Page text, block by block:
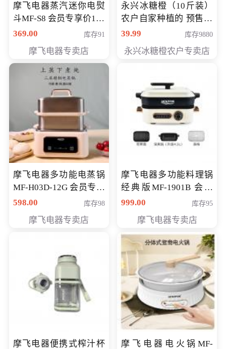
摩飞电器蒸汽迷你电熨
斗MF-S8 会员专享价168
元
369.00 库存91
摩飞电器专卖店
永兴冰糖橙（10斤装）
农户自家种植的 预售10
万斤 会员包邮专享价
39.99 库存9880
永兴冰糖橙农户专卖店
摩飞电器多功能电蒸锅
MF-H03D-12G 会员专享
价398元
598.00 库存98
摩飞电器专卖店
摩飞电器多功能料理锅
经典版MF-1901B 会员
专享价399元
999.00 库存95
摩飞电器专卖店
摩飞电器便携式榨汁杯
摩飞电器电火锅MF-